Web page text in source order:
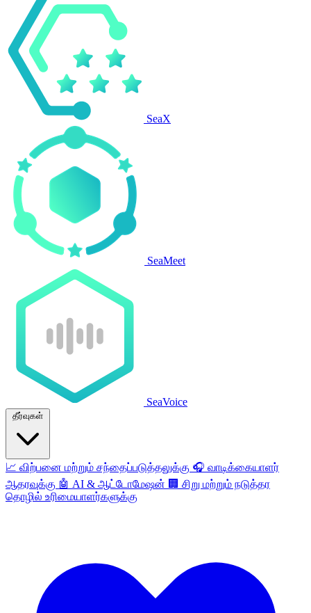
SeaX
SeaMeet
SeaVoice
தீர்வுகள்
📈 விற்பனை மற்றும் சந்தைப்படுத்தலுக்கு 🎧 வாடிக்கையாளர்
ஆதரவுக்கு 🤖 AI & ஆட்டோமேஷன் 🏢 சிறு மற்றும் நடுத்தர
தொழில் உரிமையாளர்களுக்கு